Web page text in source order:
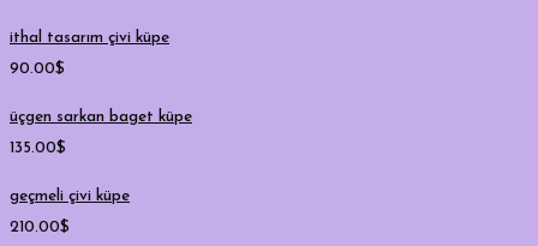
ithal tasarım çivi küpe
90.00$
üçgen sarkan baget küpe
135.00$
geçmeli çivi küpe
210.00$